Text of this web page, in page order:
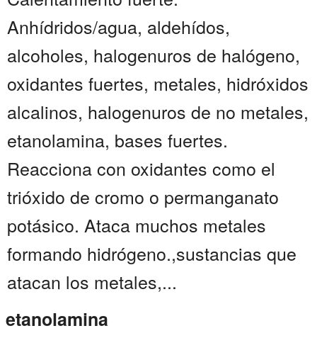
Anhídridos/agua, aldehídos,
alcoholes, halogenuros de halógeno,
oxidantes fuertes, metales, hidróxidos
alcalinos, halogenuros de no metales,
etanolamina, bases fuertes.
Reacciona con oxidantes como el
trióxido de cromo o permanganato
potásico. Ataca muchos metales
formando hidrógeno.,sustancias que
atacan los metales,...
etanolamina